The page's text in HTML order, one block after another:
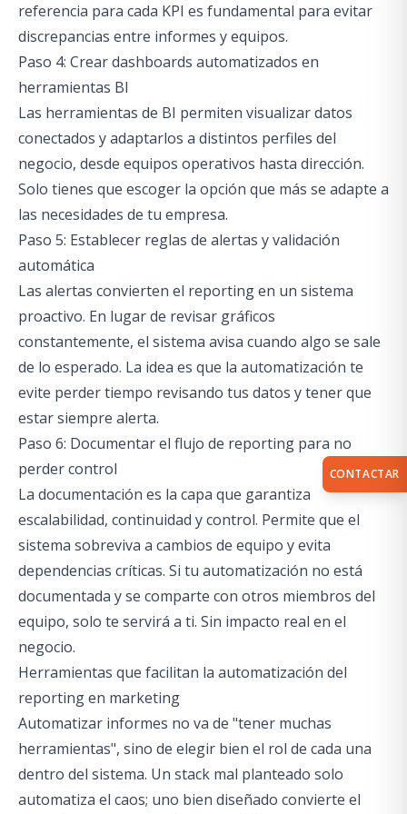
referencia para cada KPI es fundamental para evitar
discrepancias entre informes y equipos.
Paso 4: Crear dashboards automatizados en
herramientas BI
Las herramientas de BI permiten visualizar datos
conectados y adaptarlos a distintos perfiles del
negocio, desde equipos operativos hasta dirección.
Solo tienes que escoger la opción que más se adapte a
las necesidades de tu empresa.
Paso 5: Establecer reglas de alertas y validación
automática
Las alertas convierten el reporting en un sistema
proactivo. En lugar de revisar gráficos
constantemente, el sistema avisa cuando algo se sale
de lo esperado. La idea es que la automatización te
evite perder tiempo revisando tus datos y tener que
estar siempre alerta.
Paso 6: Documentar el flujo de reporting para no
perder control
La documentación es la capa que garantiza
escalabilidad, continuidad y control. Permite que el
sistema sobreviva a cambios de equipo y evita
dependencias críticas. Si tu automatización no está
documentada y se comparte con otros miembros del
equipo, solo te servirá a ti. Sin impacto real en el
negocio.
Herramientas que facilitan la automatización del
reporting en marketing
Automatizar informes no va de "tener muchas
herramientas", sino de elegir bien el rol de cada una
dentro del sistema. Un stack mal planteado solo
automatiza el caos; uno bien diseñado convierte el
CONTACTAR